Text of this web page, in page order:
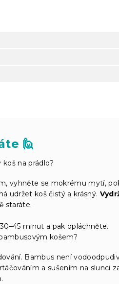
🙋
na prádlo?
vyhněte se mokrému mytí,
udržet koš čistý a krásný.
staráte.
minut a pak opláchněte.
košem?
Bambus není
a sušením na slunci